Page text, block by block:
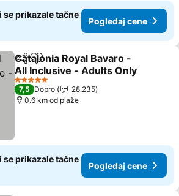
se prikazale tačne
Pogledaj cene
Deli Dodati u favorite
Catalonia Royal Bavaro -
All Inclusive - Adults Only
5 Zvezdice
7,5 Dobro
28.235
0.6 km od plaže
se prikazale tačne
Pogledaj cene